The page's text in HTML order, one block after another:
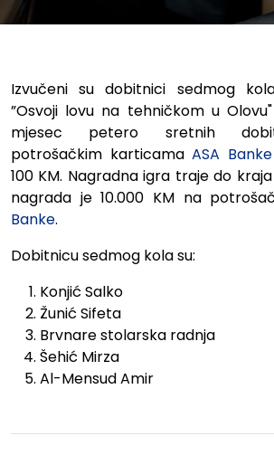
Izvučeni su dobitnici sedmog
”Osvoji lovu na tehničkom u
mjesec petero sretnih
potrošačkim karticamaASA Banke
100 KM. Nagradna igra traje do
nagrada je 10.000 KM na
Banke.
Dobitnicu sedmog kola su:
Konjić Salko
Žunić Sifeta
Brvnare stolarska radnja
Šehić Mirza
Al-Mensud Amir